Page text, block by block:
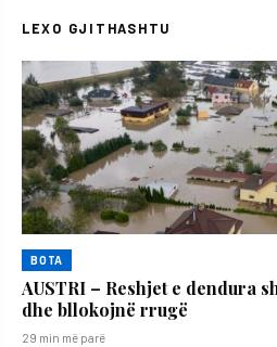
LEXO GJITHASHTU
BOTA
AUSTRI – Reshjet e dendura
dhe bllokojnë rrugë
29 min më parë